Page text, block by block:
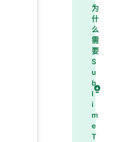
为
什
么
需
要
S
u
b
l
i
m
e
T